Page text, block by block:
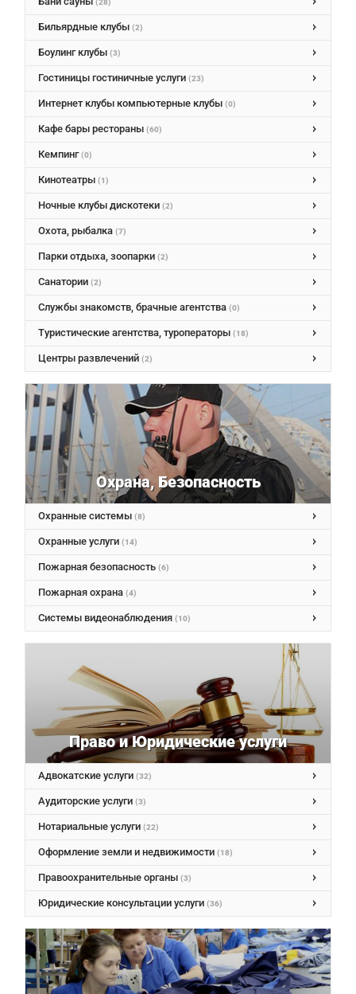
(28)
Бильярдные клубы (2)
Боулинг клубы (3)
Гостиницы гостиничные услуги (23)
Интернет клубы компьютерные клубы (0)
Кафе бары рестораны (60)
Кемпинг(0)
Кинотеатры (1)
Ночные клубы дискотеки (2)
Охота, рыбалка (7)
Парки отдыха, зоопарки (2)
Санатории (2)
Службы знакомств, брачные агентства (0)
Туристические агентства, туроператоры (18)
Центры развлечений (2)
Охрана, Безопасность
Охранные системы (8)
Охранные услуги (14)
Пожарная безопасность (6)
Пожарная охрана (4)
Системы видеонаблюдения (10)
Право и Юридические услуги
Адвокатские услуги (32)
Аудиторские услуги (3)
Нотариальные услуги (22)
Оформление земли и недвижимости (18)
Правоохранительные органы (3)
Юридические консультации услуги (36)